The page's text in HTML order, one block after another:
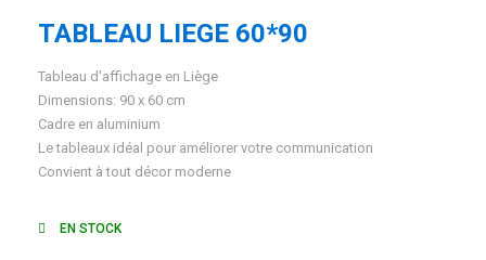
TABLEAU LIEGE 60*90
Tableau d'affichage en Liège
Dimensions: 90 x 60 cm
Cadre en aluminium
Le tableaux idéal pour améliorer votre communication
Convient à tout décor moderne
EN STOCK